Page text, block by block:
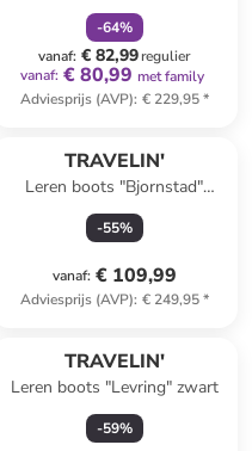
lichtbruin
-64%
vanaf: € 82,99regulier
vanaf: € 80,99 met family
Adviesprijs (AVP): € 229,95*
TRAVELIN'
Leren boots "Bjornstad"
lichtbruin
-55%
vanaf: € 109,99
Adviesprijs (AVP): € 249,95*
TRAVELIN'
Leren boots "Levring" zwart
-59%